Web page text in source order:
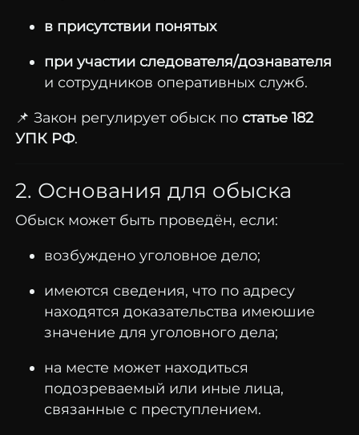
в присутствии понятых
при участии следователя/дознавателя
и сотрудников оперативных служб.
📌 Закон регулирует обыск по статье 182
УПК РФ.
2. Основания для обыска
Обыск может быть проведён, если:
возбуждено уголовное дело;
имеются сведения, что по адресу
находятся доказательства имеюшие
значение для уголовного дела;
на месте может находиться
подозреваемый или иные лица,
связанные с преступлением.